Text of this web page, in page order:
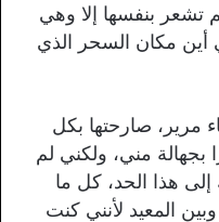
تشعر بنفسها إلا وهي
أين مكان السحر الذي
صارحتها بكل
مني، ولكني لم
هذا الحد، كل ما
المعيد لأنني كنت